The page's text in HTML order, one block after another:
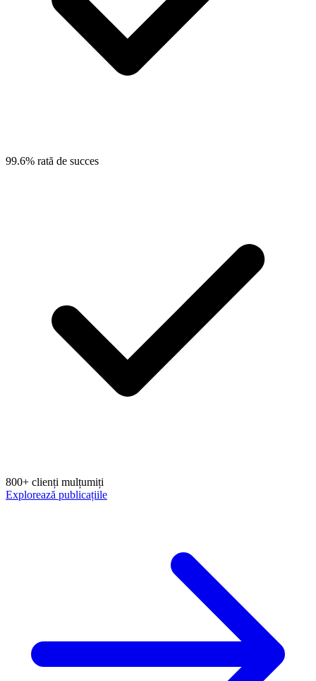
99.6% rată de succes
800+ clienți mulțumiți
Explorează publicațiile